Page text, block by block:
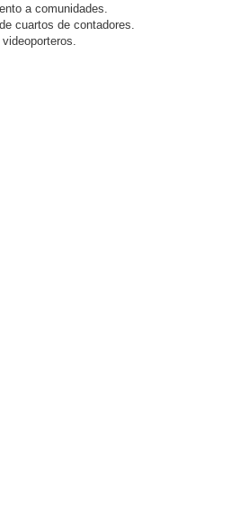
a comunidades.
cuartos de contadores.
y videoporteros.